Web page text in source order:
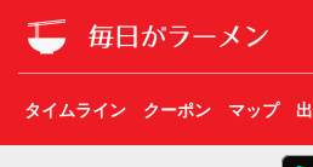
タイムライン クーポン マップ